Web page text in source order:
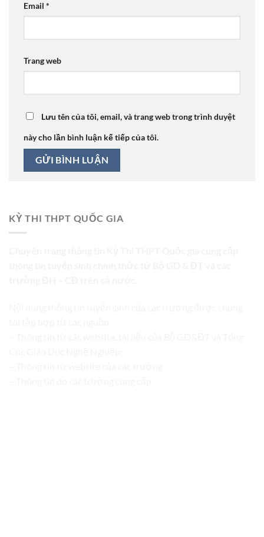
Email *
Trang web
Lưu tên của tôi, email, và trang web trong trình duyệt
này cho lần bình luận kế tiếp của tôi.
KỲ THI THPT QUỐC GIA